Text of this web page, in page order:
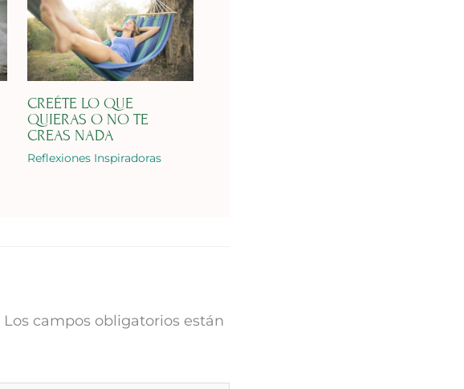
CREÉTE LO QUE
QUIERAS O NO TE
CREAS NADA
Reflexiones Inspiradoras
Los campos obligatorios están